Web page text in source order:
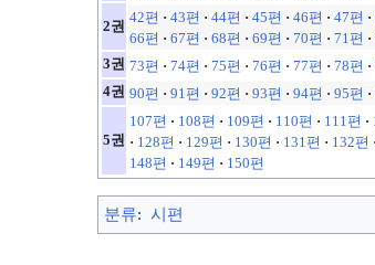
2권
42편 · 43편 · 44편 · 45편 · 46편 · 47편 ·
66편 · 67편 · 68편 · 69편 · 70편 · 71편 ·
3권 73편 · 74편 · 75편 · 76편 · 77편 · 78편 ·
4권 90편 · 91편 · 92편 · 93편 · 94편 · 95편 ·
5권
107편 · 108편 · 109편 · 110편 · 111편 ·
· 128편 · 129편 · 130편 · 131편 · 132편 ·
148편 · 149편 · 150편
분류: 시편